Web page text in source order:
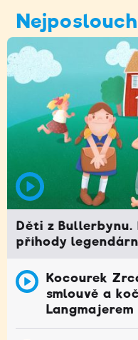
Děti z Bullerbynu.
příhody
Kocourek
smlouvě a
Langmajerem